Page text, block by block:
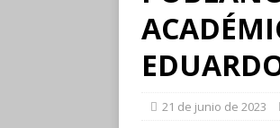
21 de junio de 2023